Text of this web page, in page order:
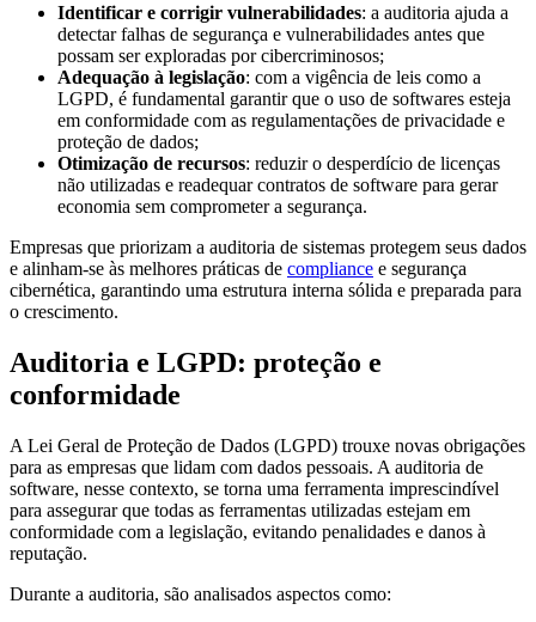
Identificar e corrigir vulnerabilidades: a auditoria ajuda a
detectar falhas de segurança e vulnerabilidades antes que
possam ser exploradas por cibercriminosos;
Adequação à legislação: com a vigência de leis como a
LGPD, é fundamental garantir que o uso de softwares esteja
em conformidade com as regulamentações de privacidade e
proteção de dados;
Otimização de recursos: reduzir o desperdício de licenças
não utilizadas e readequar contratos de software para gerar
economia sem comprometer a segurança.
Empresas que priorizam a auditoria de sistemas protegem seus dados
e alinham-se às melhores práticas de compliance e segurança
cibernética, garantindo uma estrutura interna sólida e preparada para
o crescimento.
Auditoria e LGPD: proteção e
conformidade
A Lei Geral de Proteção de Dados (LGPD) trouxe novas obrigações
para as empresas que lidam com dados pessoais. A auditoria de
software, nesse contexto, se torna uma ferramenta imprescindível
para assegurar que todas as ferramentas utilizadas estejam em
conformidade com a legislação, evitando penalidades e danos à
reputação.
Durante a auditoria, são analisados aspectos como: